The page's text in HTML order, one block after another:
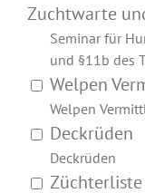
Zuchtwarte
Seminar für
und §11b des
Welpen
Welpen
Deckrüden
Deckrüden
Züchterliste